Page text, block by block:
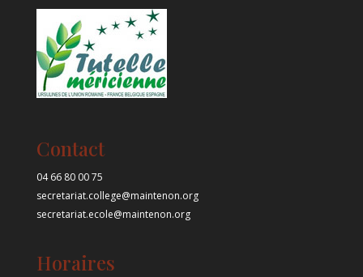
Contact
04 66 80 00 75
secretariat.college@maintenon.org
secretariat.ecole@maintenon.org
Horaires